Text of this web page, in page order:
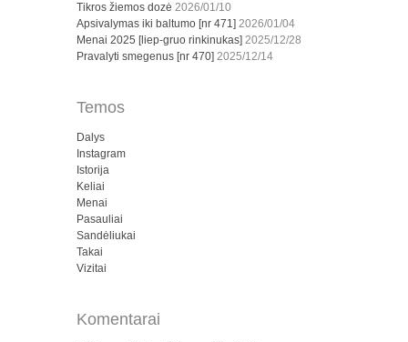
Tikros žiemos dozė 2026/01/10
Apsivalymas iki baltumo [nr 471] 2026/01/04
Menai 2025 [liep-gruo rinkinukas] 2025/12/28
Pravalyti smegenus [nr 470] 2025/12/14
Temos
Dalys
Instagram
Istorija
Keliai
Menai
Pasauliai
Sandėliukai
Takai
Vizitai
Komentarai